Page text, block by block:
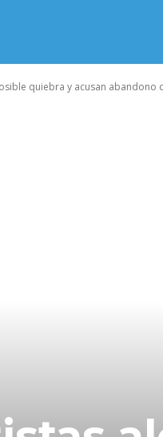
quiebra y acusan abandono